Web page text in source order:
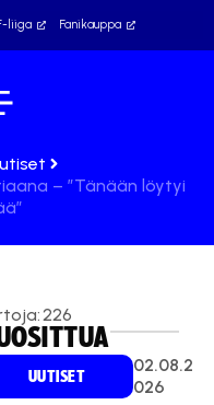
liiga Fanikauppa
– ”Tänään löytyi
226
UUTISET
02.08.2
026